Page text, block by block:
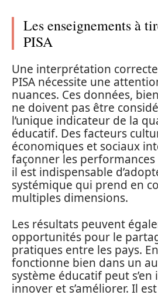
Les enseignements à
PISA
Une interprétation
PISA nécessite une
nuances. Ces données,
ne doivent pas être
l’unique indicateur de la
éducatif. Des facteurs
économiques et sociaux
façonner les performances
il est indispensable
systémique qui prend en
multiples dimensions.
Les résultats peuvent
opportunités pour le
pratiques entre les pays.
fonctionne bien dans un
système éducatif peut
innover et s’améliorer. Il